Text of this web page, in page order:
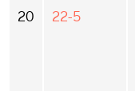
20 22-5